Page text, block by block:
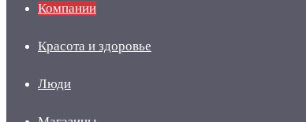
Компании
Красота и здоровье
Люди